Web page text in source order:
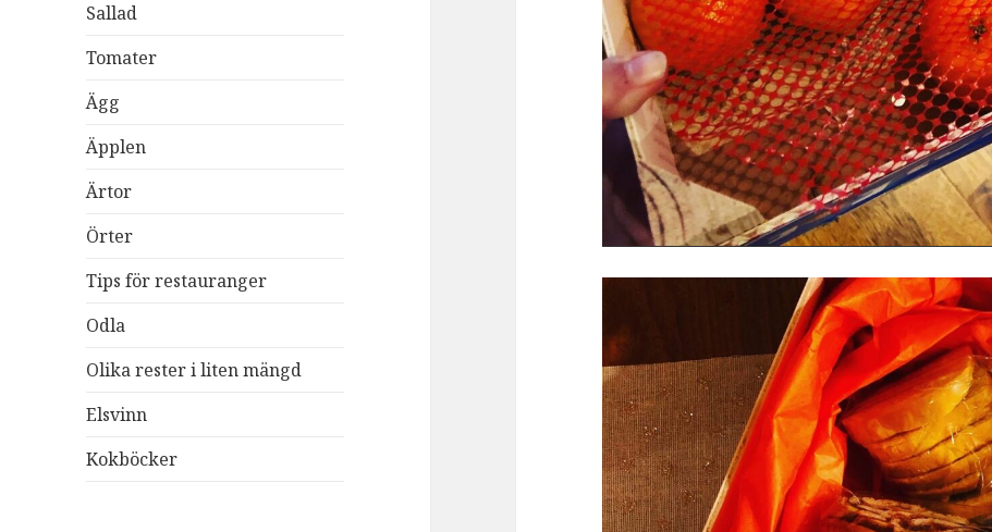
Sallad
Tomater
Ägg
Äpplen
Ärtor
Örter
Tips för restauranger
Odla
Olika rester i liten mängd
Elsvinn
Kokböcker